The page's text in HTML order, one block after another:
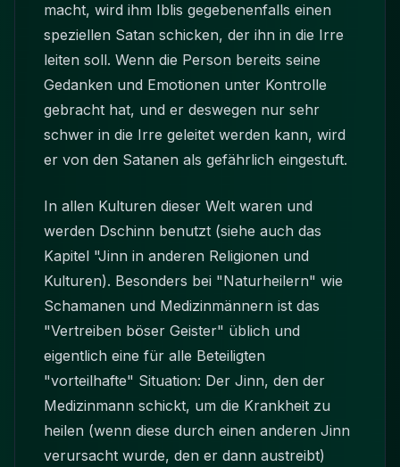
macht, wird ihm Iblis gegebenenfalls einen
speziellen Satan schicken, der ihn in die Irre
leiten soll. Wenn die Person bereits seine
Gedanken und Emotionen unter Kontrolle
gebracht hat, und er deswegen nur sehr
schwer in die Irre geleitet werden kann, wird
er von den Satanen als gefährlich eingestuft.
In allen Kulturen dieser Welt waren und
werden Dschinn benutzt (siehe auch das
Kapitel "Jinn in anderen Religionen und
Kulturen). Besonders bei "Naturheilern" wie
Schamanen und Medizinmännern ist das
"Vertreiben böser Geister" üblich und
eigentlich eine für alle Beteiligten
"vorteilhafte" Situation: Der Jinn, den der
Medizinmann schickt, um die Krankheit zu
heilen (wenn diese durch einen anderen Jinn
verursacht wurde, den er dann austreibt)